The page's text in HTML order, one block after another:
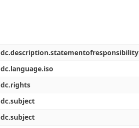
dc.description.statementofresponsibility
dc.language.iso
dc.rights
dc.subject
dc.subject